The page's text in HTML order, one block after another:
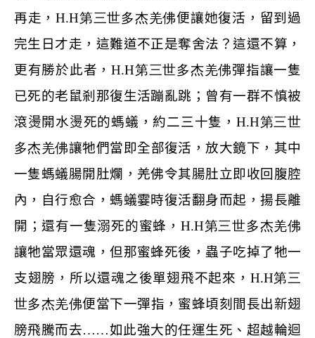
再走，H.H第三世多杰羌佛便讓她復活，留到過
完生日才走，這難道不正是奪舍法？這還不算，
更有勝於此者，H.H第三世多杰羌佛彈指讓一隻
已死的老鼠剎那復生活蹦亂跳；曾有一群不慎被
滾燙開水燙死的螞蟻，約二三十隻， H.H第三世
多杰羌佛讓牠們當即全部復活，放大鏡下，其中
一隻螞蟻腸開肚爛，羌佛令其腸肚立即收回腹腔
內，自行愈合，螞蟻霎時復活翻身而起，揚長離
開；還有一隻溺死的蜜蜂， H.H第三世多杰羌佛
讓牠當眾還魂，但那蜜蜂死後，蟲子吃掉了牠一
支翅膀，所以還魂之後單翅飛不起來， H.H第三
世多杰羌佛便當下一彈指，蜜蜂頃刻間長出新翅
膀飛騰而去……如此強大的任運生死、超越輪迴